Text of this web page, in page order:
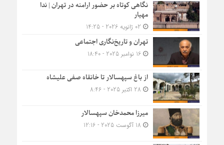
نگاهی کوتاه بر حضور ارامنه در تهران | ندا
مهیار
تهران و تاریخ‌نگاری اجتماعی
16 نوامبر 2025 - 18:40
از باغ سپهسالار تا خانقاه صفی علیشاه
میرزا محمدخان سپهسالار